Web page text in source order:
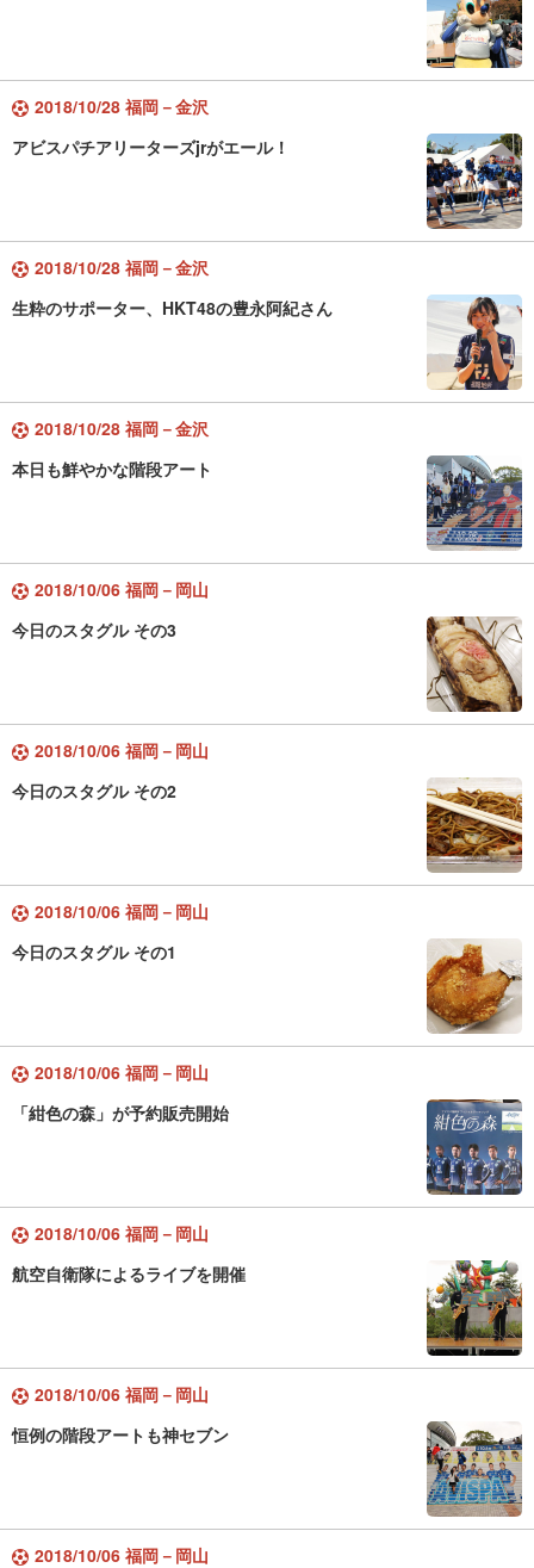
2018/10/28 福岡－金沢
アビスパチアリーターズjrがエール！
2018/10/28 福岡－金沢
生粋のサポーター、HKT48の豊永阿紀さん
2018/10/28 福岡－金沢
本日も鮮やかな階段アート
2018/10/06 福岡－岡山
今日のスタグル その3
2018/10/06 福岡－岡山
今日のスタグル その2
2018/10/06 福岡－岡山
今日のスタグル その1
2018/10/06 福岡－岡山
「紺色の森」が予約販売開始
2018/10/06 福岡－岡山
航空自衛隊によるライブを開催
2018/10/06 福岡－岡山
恒例の階段アートも神セブン
2018/10/06 福岡－岡山